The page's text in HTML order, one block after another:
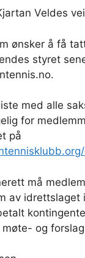
Veldes
ønsker å få
styret
med alle
for
på
må
av idrettslaget
møte- og